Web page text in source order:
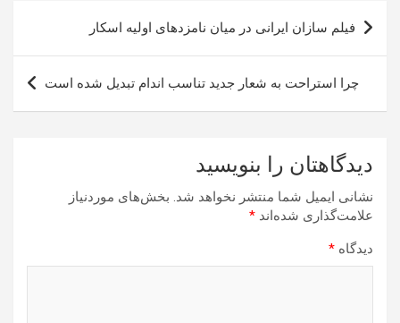
راهبری
نوشته
فیلم سازان ایرانی در میان نامزدهای اولیه اسکار
چرا استراحت به شعار جدید تناسب اندام تبدیل شده است
دیدگاهتان را بنویسید
نشانی ایمیل شما منتشر نخواهد شد. بخش‌های موردنیاز
علامت‌گذاری شده‌اند *
دیدگاه *